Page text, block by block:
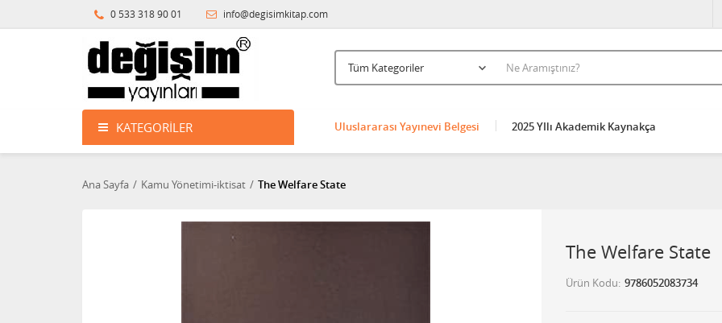
0 533 318 90 01 info@degisimkitap.com
KATEGORILER Uluslararası Yayınevi Belgesi 2025 YIlı Akademik Kaynakça
Ana Sayfa Kamu Yönetimi-iktisat The Welfare State
The Welfare State
Ürün Kodu 9786052083734